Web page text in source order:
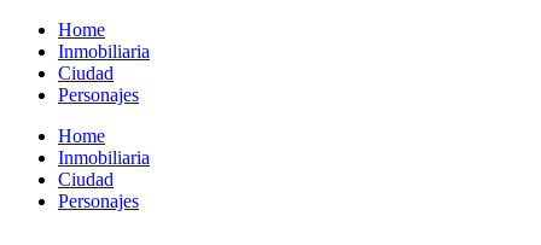
contenido
Home
Inmobiliaria
Ciudad
Personajes
Home
Inmobiliaria
Ciudad
Personajes